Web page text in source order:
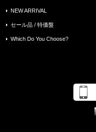
NEW ARRIVAL
セール品 / 特価盤
Which Do You Choose?